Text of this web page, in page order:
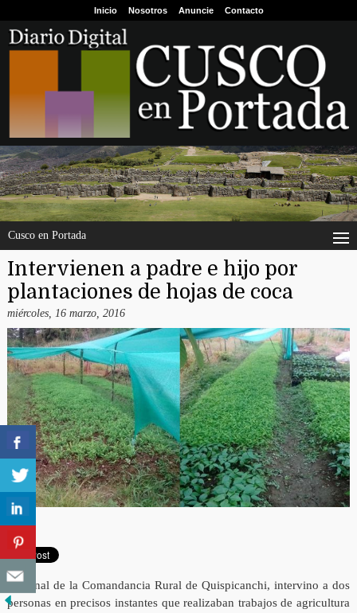
Inicio Nosotros Anuncie Contacto
Cusco en Portada
Intervienen a padre e hijo por
plantaciones de hojas de coca
miércoles, 16 marzo, 2016
Personal de la Comandancia Rural de Quispicanchi, intervino a dos
personas en precisos instantes que realizaban trabajos de agricultura